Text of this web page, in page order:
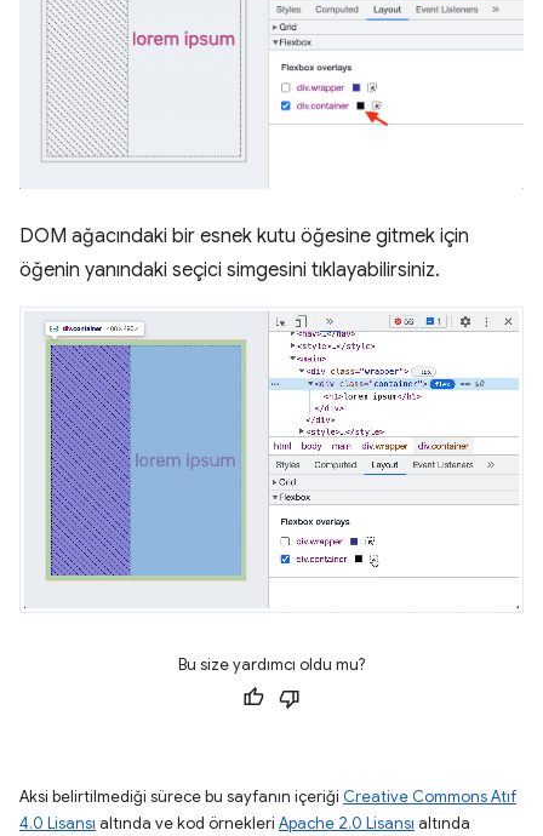
DOM ağacındaki bir esnek kutu öğesine gitmek için
öğenin yanındaki seçici simgesini tıklayabilirsiniz.
Bu size yardımcı oldu mu?
Aksi belirtilmediği sürece bu sayfanın içeriği Creative Commons Atıf
4.0 Lisansı altında ve kod örnekleri Apache 2.0 Lisansı altında